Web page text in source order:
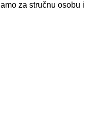
za stručnu osobu i